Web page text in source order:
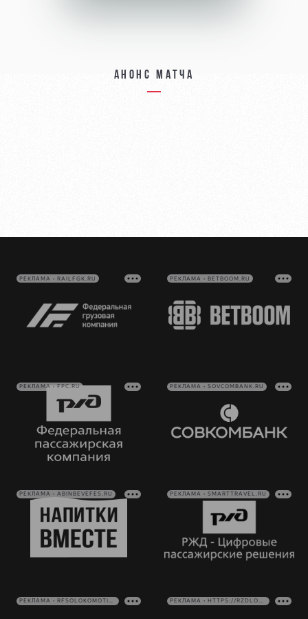
Анонс матча
РЕКЛАМА • RAILFGK.RU РЕКЛАМА • BETBOOM.RU
РЕКЛАМА • FPC.RU РЕКЛАМА • SOVCOMBANK.RU
РЕКЛАМА • ABINBEVEFES.RU РЕКЛАМА • SMARTTRAVEL.RU
РЕКЛАМА • RFSOLOKOMOTIV.RU РЕКЛАМА • HTTPS://RZDLOG.RU/